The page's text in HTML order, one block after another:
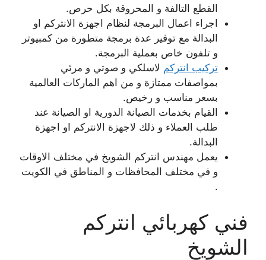
القطع التالفة و المحروقة بكل حرص.
اجراء اعمال البرمجة لنظام اجهزة الانتركم او
البدالة مع توفير عدة برمجة متطورة من كمبيوتر
و تلفون خاص بعملية البرمجة.
تركيب انتركم لاسلكي و صوتي و مرئي
بمواصفات ممتازة و من اهم الماركات العالمية
بسعر مناسب و رخيص.
القيام بخدمات الصيانة الدورية او الصيانة عند
طلب العملاء و ذلك لاجهزة الانتركم او اجهزة
البدالة.
يعمل مهندس انتركم الشويخ في مختلف الاوقات
و في مختلف المحافظات و المناطق في الكويت
.
فني كهربائي انتركم
الشويخ